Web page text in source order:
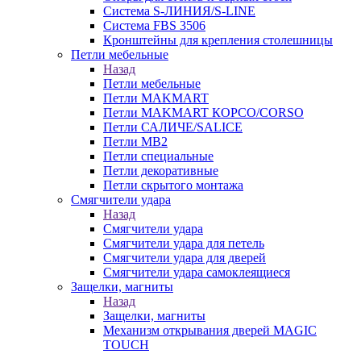
Система S-ЛИНИЯ/S-LINE
Система FBS 3506
Кронштейны для крепления столешницы
Петли мебельные
Назад
Петли мебельные
Петли MAKMART
Петли MAKMART КОРСО/CORSO
Петли САЛИЧЕ/SALICE
Петли MB2
Петли специальные
Петли декоративные
Петли скрытого монтажа
Смягчители удара
Назад
Смягчители удара
Смягчители удара для петель
Смягчители удара для дверей
Cмягчители удара самоклеящиеся
Защелки, магниты
Назад
Защелки, магниты
Механизм открывания дверей MAGIC
TOUCH